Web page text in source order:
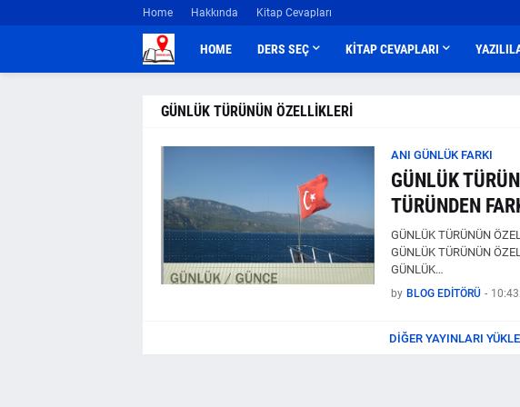
Home Hakkında Kitap Cevapları
HOME DERS SEÇ KİTAP CEVAPLARI
GÜNLÜK TÜRÜNÜN ÖZELLİKLERİ
ANI GÜNLÜK FARKI
GÜNLÜK
TÜRÜNDEN
GÜNLÜK TÜRÜNÜN
GÜNLÜK TÜRÜNÜN
GÜNLÜK…
by BLOG EDİTÖRÜ -
DIĞER YAYINLARI YÜKLE